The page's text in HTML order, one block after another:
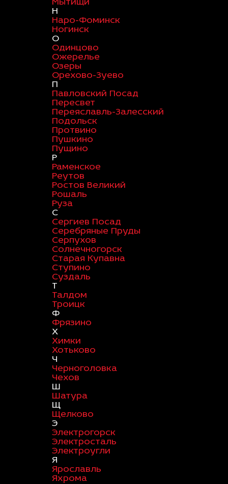
Мытищи
Н
Наро-Фоминск
Ногинск
О
Одинцово
Ожерелье
Озеры
Орехово-Зуево
П
Павловский Посад
Пересвет
Переяславль-Залесский
Подольск
Протвино
Пушкино
Пущино
Р
Раменское
Реутов
Ростов Великий
Рошаль
Руза
С
Сергиев Посад
Серебряные Пруды
Серпухов
Солнечногорск
Старая Купавна
Ступино
Суздаль
Т
Талдом
Троицк
Ф
Фрязино
Х
Химки
Хотьково
Ч
Черноголовка
Чехов
Ш
Шатура
Щ
Щелково
Э
Электрогорск
Электросталь
Электроугли
Я
Ярославль
Яхрома